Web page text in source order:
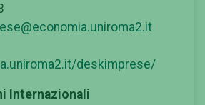
deskimprese/
Internazionali